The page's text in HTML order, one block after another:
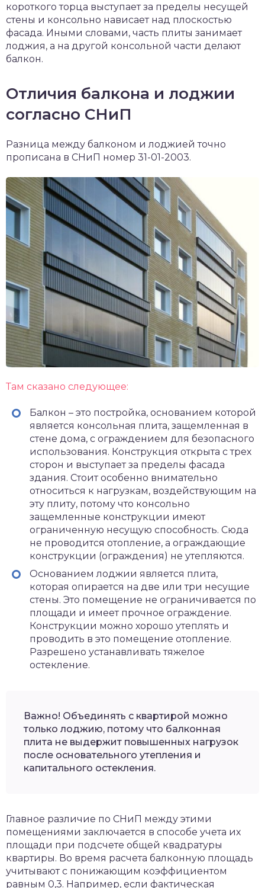
короткого торца выступает за пределы несущей
стены и консольно нависает над плоскостью
фасада. Иными словами, часть плиты занимает
лоджия, а на другой консольной части делают
балкон.
Отличия балкона и лоджии
согласно СНиП
Разница между балконом и лоджией точно
прописана в СНиП номер 31-01-2003.
Там сказано следующее:
Балкон – это постройка, основанием которой
является консольная плита, защемленная в
стене дома, с ограждением для безопасного
использования. Конструкция открыта с трех
сторон и выступает за пределы фасада
здания. Стоит особенно внимательно
относиться к нагрузкам, воздействующим на
эту плиту, потому что консольно
защемленные конструкции имеют
ограниченную несущую способность. Сюда
не проводится отопление, а ограждающие
конструкции (ограждения) не утепляются.
Основанием лоджии является плита,
которая опирается на две или три несущие
стены. Это помещение не ограничивается по
площади и имеет прочное ограждение.
Конструкции можно хорошо утеплять и
проводить в это помещение отопление.
Разрешено устанавливать тяжелое
остекление.
Важно! Объединять с квартирой можно
только лоджию, потому что балконная
плита не выдержит повышенных нагрузок
после основательного утепления и
капитального остекления.
Главное различие по СНиП между этими
помещениями заключается в способе учета их
площади при подсчете общей квадратуры
квартиры. Во время расчета балконную площадь
учитывают с понижающим коэффициентом
равным 0,3. Например, если фактическая